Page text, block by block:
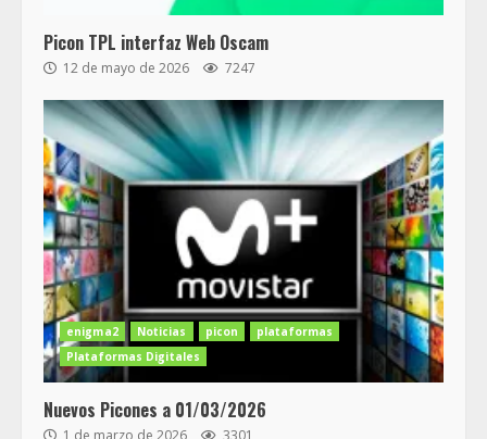
Picon TPL interfaz Web Oscam
12 de mayo de 2026 7247
enigma2 Noticias picon
plataformas
Plataformas Digitales
Nuevos Picones a 01/03/2026